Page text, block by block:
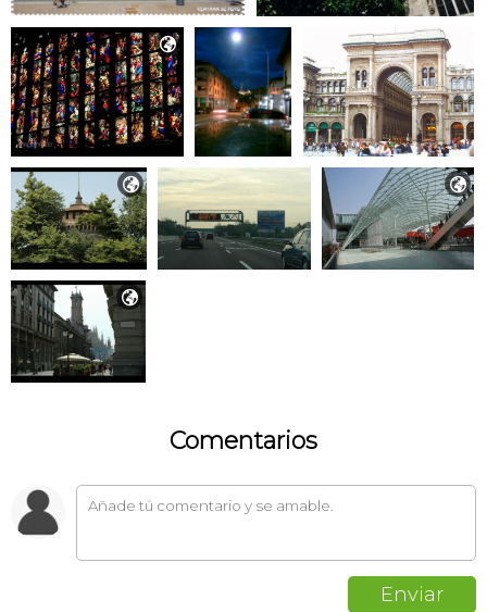

 

Comentarios